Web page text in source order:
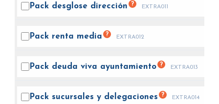
Pack desglose dirección ? EXTRA011
Pack renta media ? EXTRA012
Pack deuda viva ayuntamiento ? EXTRA013
Pack sucursales y delegaciones ? EXTRA014